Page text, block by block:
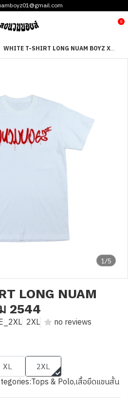
0
WHITE T-SHIRT LONG NUAM BOYZ X วัยหนุ่ม 2544
1/5
LONG NUAM
2544
2XL
no reviews
XL 2XL
Tops & Polo,เสื้อยืดแขนสั้น